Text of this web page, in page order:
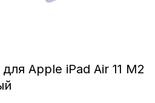
Apple iPad Air 11 M2